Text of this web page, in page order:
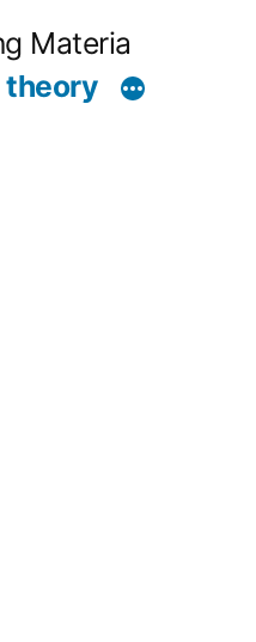
Materia
theory